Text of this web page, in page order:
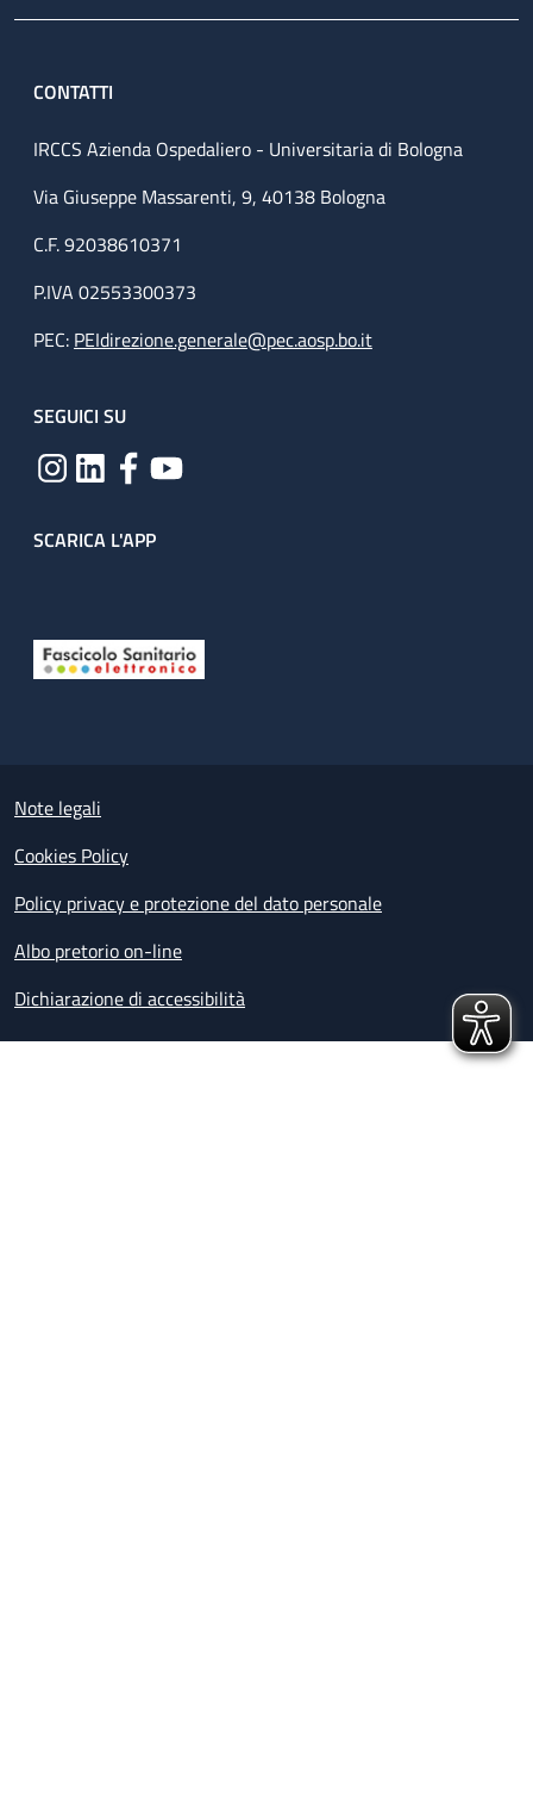
CONTATTI
IRCCS Azienda Ospedaliero - Universitaria di Bologna
Via Giuseppe Massarenti, 9, 40138 Bologna
C.F. 92038610371
P.IVA 02553300373
PEC: PEIdirezione.generale@pec.aosp.bo.it
SEGUICI SU
SCARICA L'APP
Small prints
Note legali
Cookies Policy
Policy privacy e protezione del dato personale
Albo pretorio on-line
Dichiarazione di accessibilità